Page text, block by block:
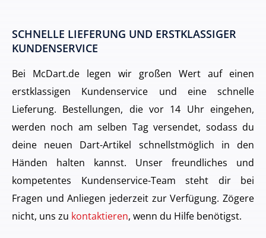
SCHNELLE LIEFERUNG UND ERSTKLASSIGER
KUNDENSERVICE
Bei McDart.de legen wir großen Wert auf einen
erstklassigen Kundenservice und eine schnelle
Lieferung. Bestellungen, die vor 14 Uhr eingehen,
werden noch am selben Tag versendet, sodass du
deine neuen Dart-Artikel schnellstmöglich in den
Händen halten kannst. Unser freundliches und
kompetentes Kundenservice-Team steht dir bei
Fragen und Anliegen jederzeit zur Verfügung. Zögere
nicht, uns zu kontaktieren, wenn du Hilfe benötigst.